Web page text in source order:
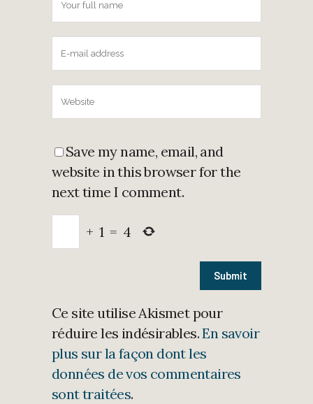
Save my name, email, and
website in this browser for the
next time I comment.
+ 1 = 4
Ce site utilise Akismet pour
réduire les indésirables.En savoir
plus sur la façon dont les
données de vos commentaires
sont traitées.